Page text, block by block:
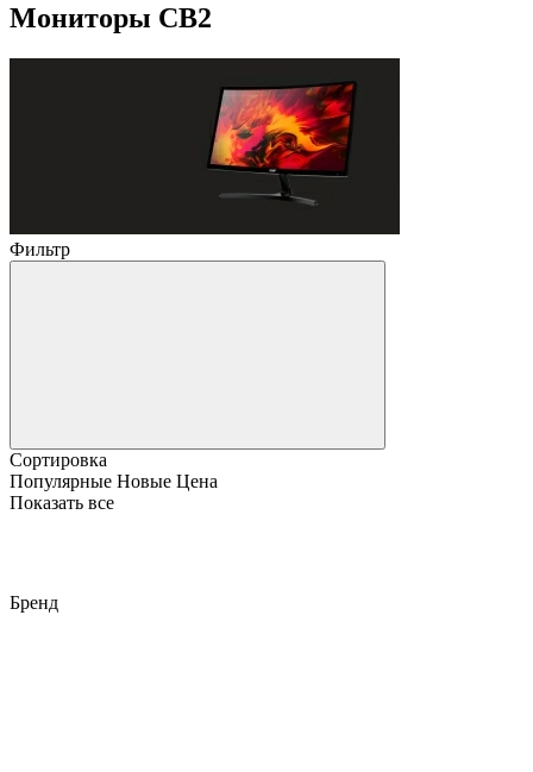
Мониторы CB2
Фильтр
Сортировка
Популярные Новые Цена
Показать все
Бренд